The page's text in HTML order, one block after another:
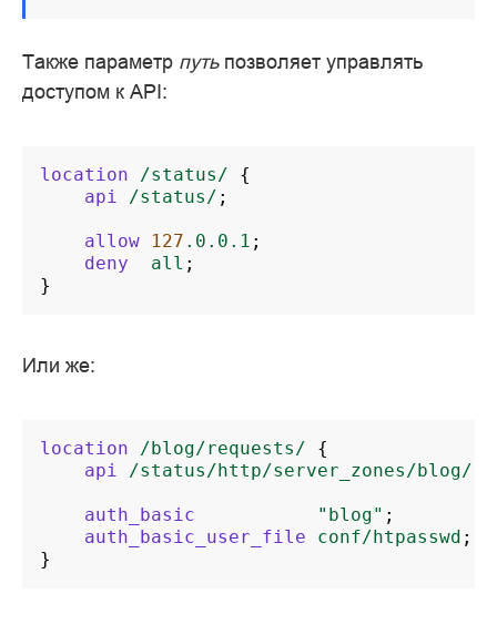
Также параметр путьпозволяет управлять
доступом к API:
location /status/
{
api
/status/ ;
allow 127 .0.0.1 ;
deny
all ;
}
Или же:
location /blog/requests/
{
api
/status/http/server_zones/blog/
auth_basic "blog" ;
auth_basic_user_file
conf/htpasswd ;
}